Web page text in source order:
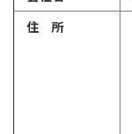
住 所